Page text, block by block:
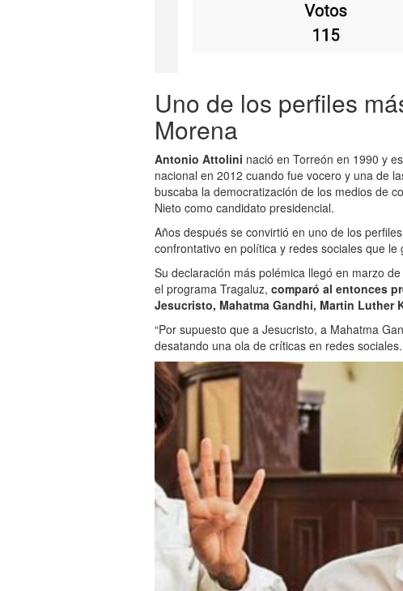
Uno de los perfiles
Morena
Antonio Attolini nació en Torreón en 1990 y
nacional en 2012 cuando fue vocero y una de
buscaba la democratización de los medios de
Nieto como candidato presidencial.
Años después se convirtió en uno de los
confrontativo en política y redes sociales que
Su declaración más polémica llegó en marzo
el programa Tragaluz, comparó al entonces
Jesucristo, Mahatma Gandhi, Martin Luther
“Por supuesto que a Jesucristo, a Mahatma
desatando una ola de críticas en redes sociales.